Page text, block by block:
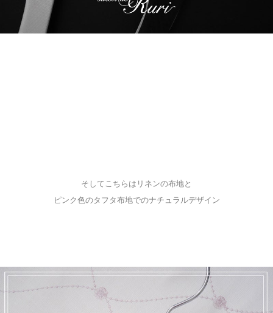
そしてこちらはリネンの布地と
ピンク色のタフタ布地でのナチュラルデザイン